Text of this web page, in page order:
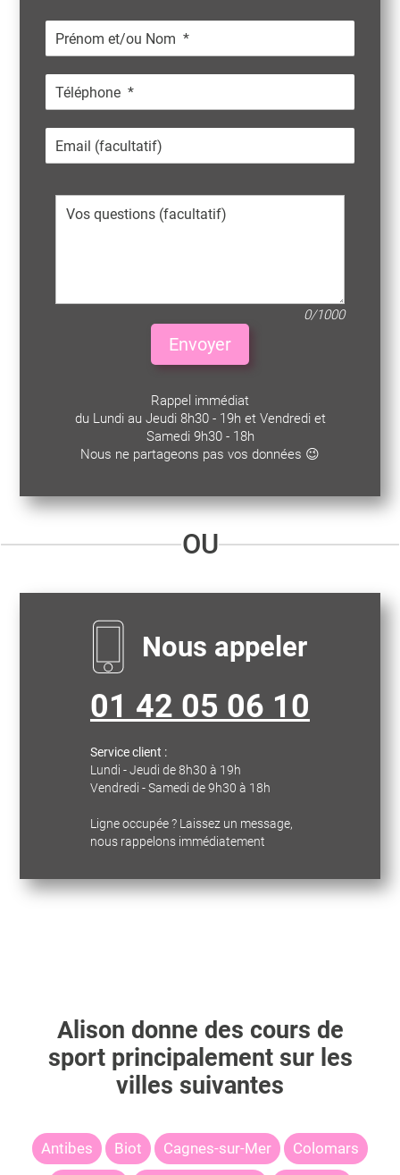
0/1000
Envoyer
Rappel immédiat
du Lundi au Jeudi 8h30 - 19h et Vendredi et
Samedi 9h30 - 18h
Nous ne partageons pas vos données 😉
OU
Nous appeler
01 42 05 06 10
Service client :
Lundi - Jeudi de 8h30 à 19h
Vendredi - Samedi de 9h30 à 18h
Ligne occupée ? Laissez un message,
nous rappelons immédiatement
Alison donne des cours de
sport principalement sur les
villes suivantes
Antibes Biot Cagnes-sur-Mer Colomars